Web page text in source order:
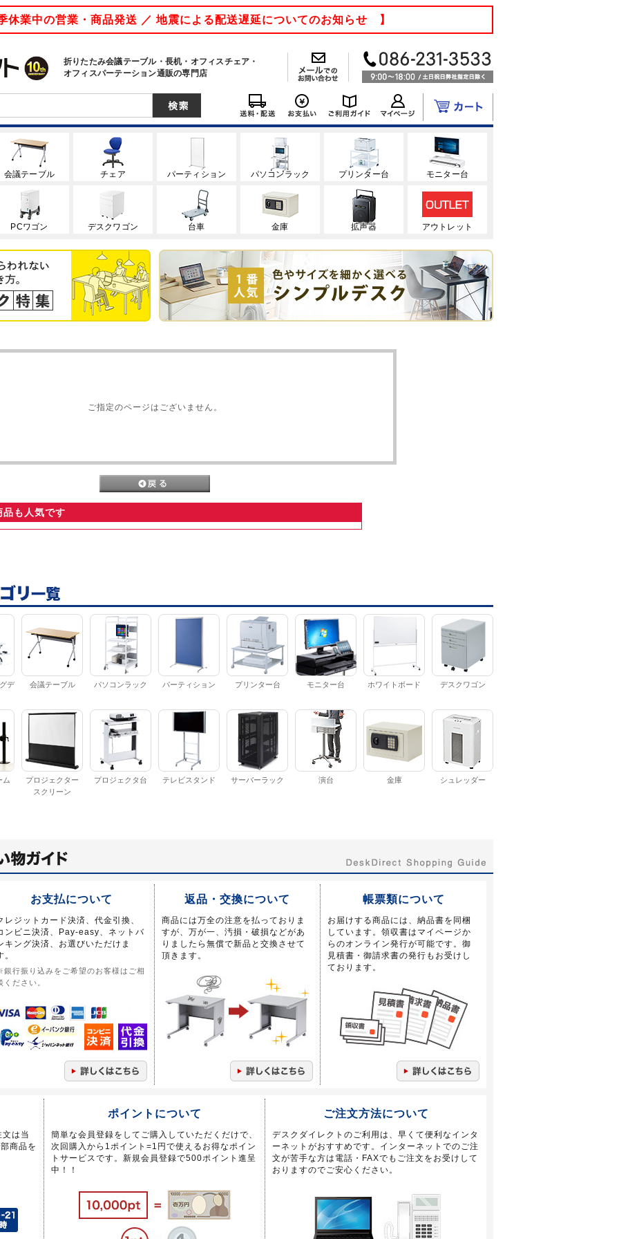
業中の営業・商品発送 ／ 地震による配送遅延についてのお知らせ 】
折りたたみ会議テーブル・長机・オフィスチェア・
オフィスパーテーション通販の専門店
会議テーブル チェア パーティション パソコンラック プリンター台 モニター台
PCワゴン デスクワゴン 台車 金庫 拡声器 アウトレット
ご指定のページはございません。
品も人気です
デ 会議テーブル パソコンラック パーティション プリンター台 モニター台 ホワイトボード デスクワゴン
ム
プロジェクター
スクリーン
プロジェクタ台 テレビスタンド サーバーラック 演台 金庫 シュレッダー
お支払について
レジットカード決済、代金引換、
ンビニ決済、Pay-easy、ネットバ
キング決済、お選びいただけま
。
行振り込みをご希望のお客様はご相
ください。
返品・交換について
商品には万全の注意を払っておりま
すが、万が一、汚損・破損などがあ
りましたら無償で新品と交換させて
頂きます。
帳票類について
お届けする商品には、納品書を同梱
しています。領収書はマイページか
らのオンライン発行が可能です。御
見積書・御請求書の発行もお受けし
ております。
は当
商品を
ポイントについて
簡単な会員登録をしてご購入していただくだけで、
次回購入から1ポイント=1円で使えるお得なポイン
トサービスです。新規会員登録で500ポイント進呈
中！！
ご注文方法について
デスクダイレクトのご利用は、早くて便利なインタ
ーネットがおすすめです。インターネットでのご注
文が苦手な方は電話・FAXでもご注文をお受けして
おりますのでご安心ください。